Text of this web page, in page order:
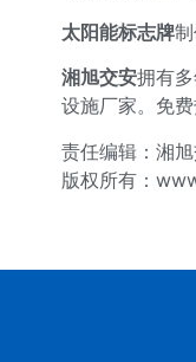
太阳能标志牌
湘旭交安拥有
设施厂家。免
责任编辑：湘
版权所有：